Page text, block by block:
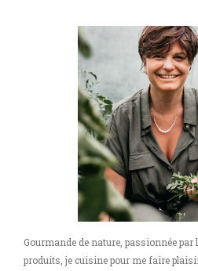
Gourmande de nature, passionnée par
produits, je cuisine pour me faire